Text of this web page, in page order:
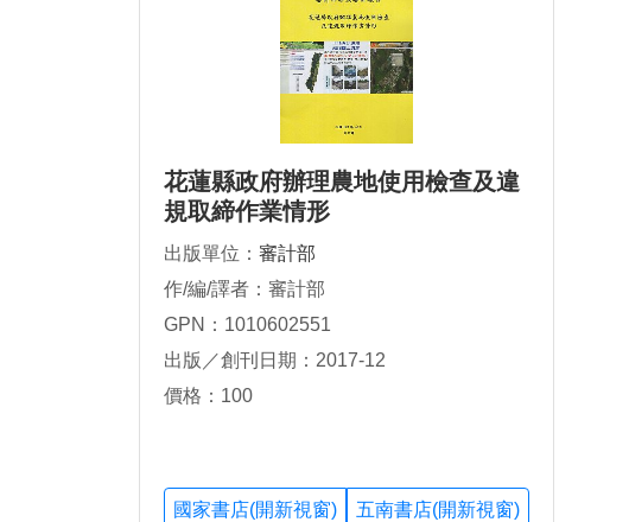
花蓮縣政府辦理農地使用檢查及違
規取締作業情形
出版單位： 審計部
作/編/譯者：審計部
GPN：1010602551
出版／創刊日期：2017-12
價格：100
國家書店(開新視窗) 五南書店(開新視窗)